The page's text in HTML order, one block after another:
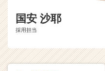
国安 沙耶
採用担当